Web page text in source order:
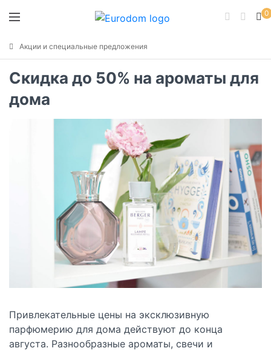
0
Акции и специальные предложения
Скидка до 50% на ароматы для
дома
Привлекательные цены на эксклюзивную
парфюмерию для дома действуют до конца
августа. Разнообразные ароматы, свечи и